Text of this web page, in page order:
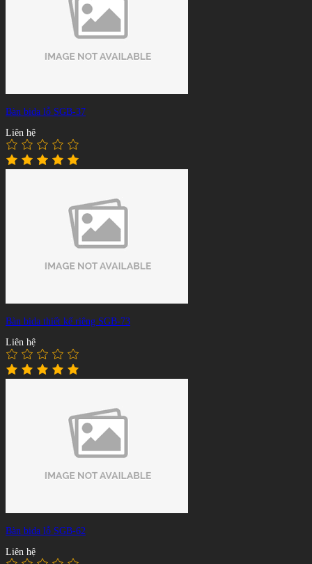
Bàn bida lỗ SGB-37
Liên hệ
Bàn bida thiết kế riêng SGB-73
Liên hệ
Bàn bida lỗ SGB-62
Liên hệ